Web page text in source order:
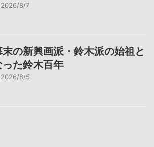
2026/8/7
末の新興画派・鈴木派の始祖と
った鈴木百年
2026/8/5